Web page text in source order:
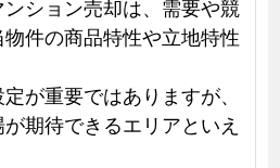
ション売却は、需要や競
件の商品特性や立地特性
が重要ではありますが、
期待できるエリアといえ